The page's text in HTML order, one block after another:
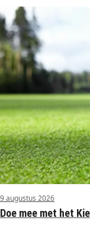
9 augustus 2026
Doe mee met het